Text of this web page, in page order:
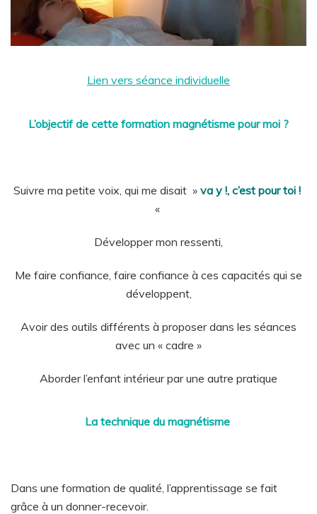
Lien vers séance individuelle
L’objectif de cette formation magnétisme pour moi ?
Suivre ma petite voix, qui me disait » va y !, c’est pour toi !
«
Développer mon ressenti,
Me faire confiance, faire confiance à ces capacités qui se
développent,
Avoir des outils différents à proposer dans les séances
avec un « cadre »
Aborder l’enfant intérieur par une autre pratique
La technique du magnétisme
Dans une formation de qualité, l’apprentissage se fait
grâce à un donner-recevoir.